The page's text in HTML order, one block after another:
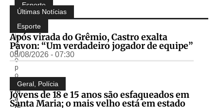
Compartilhe:
Esporte
P
bl
ic
a
d
o
p
o
M
a
rc
Últimas Notícias
Esporte
Após virada do Grêmio, Castro exalta
Pavon: “Um verdadeiro jogador de equipe”
08/08/2026 - 07:30
Geral Polícia
Jovens de 18 e 15 anos são esfaqueados em
Santa Maria; o mais velho está em estado